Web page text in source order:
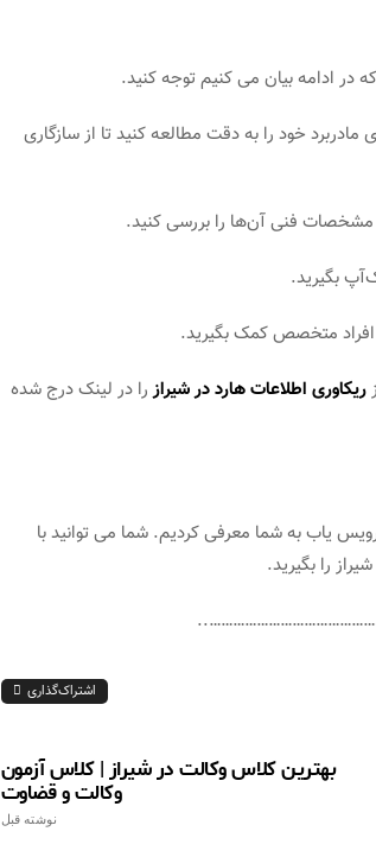
در ادامه بیان می کنیم توجه کنید.
خود را به دقت مطالعه کنید تا از سازگاری
مشخصات فنی آن‌ها را بررسی کنید.
بگیرید.
افراد متخصص کمک بگیرید.
ریکاوری اطلاعات هارد در شیرازرا در لینک درج شده
یاب به شما معرفی کردیم. شما می توانید با
را بگیرید.
اشتراک‌گذاری
بهترین کلاس وکالت در شیراز | کلاس آزمون
وکالت و قضاوت
نوشته قبل